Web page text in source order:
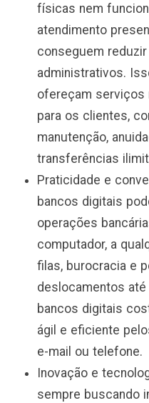
físicas nem
atendimento
conseguem
administrativos.
ofereçam serviços
para os clientes,
manutenção,
transferências
Praticidade e
bancos digitais
operações
computador, a
filas, burocracia e
deslocamentos
bancos digitais
ágil e eficiente
e-mail ou telefone.
Inovação e
sempre buscando